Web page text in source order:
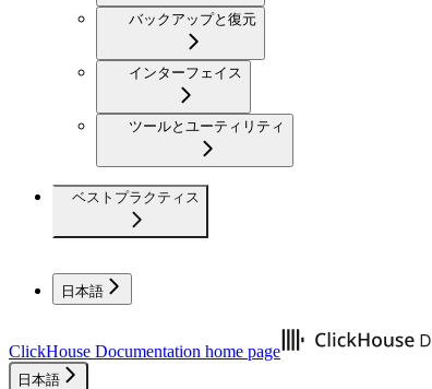
バックアップと復元
インターフェイス
ツールとユーティリティ
ベストプラクティス
日本語
ClickHouse Documentation home page
日本語